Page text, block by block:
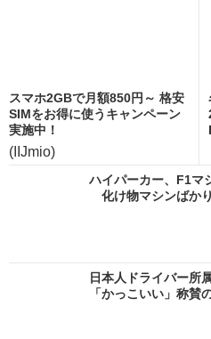
スマホ2GBで月額850円～ 格安
SIMをお得に使うキャンペーン
実施中！
(IIJmio)
ハイパーカー、F1マ
化け物マシンばか
日本人ドライバー所
「かっこいい」称